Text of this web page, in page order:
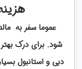
عموما سفر به
شود. برای درک
دبی و استانبول